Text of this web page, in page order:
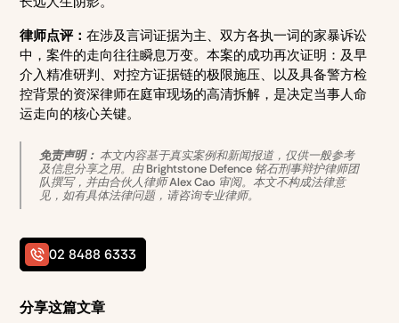
律师点评：在涉及言词证据为主、双方各执一词的家暴诉讼
中，案件的走向往往瞬息万变。本案的成功再次证明：及早
介入精准研判、对控方证据链的极限施压、以及具备警方检
控背景的资深律师在庭审现场的高清拆解，是决定当事人命
运走向的核心关键。
免责声明： 本文内容基于真实案例和新闻报道，仅供一般参考
及信息分享之用。由 Brightstone Defence 铭石刑事辩护律师团
队撰写，并由合伙人律师 Alex Cao 审阅。本文不构成法律意
见，如有具体法律问题，请咨询专业律师。
02 8488 6333
分享这篇文章